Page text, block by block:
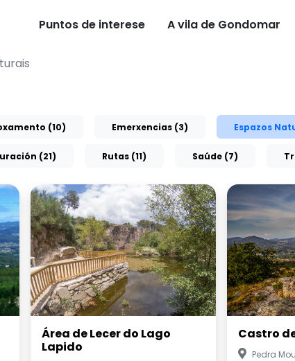
Puntos de interese A vila de Gondomar
(10) Emerxencias (3) Espazos
(21) Rutas (11) Saúde (7)
Área de Lecer do Lago
Lapido
Castro
Pedra